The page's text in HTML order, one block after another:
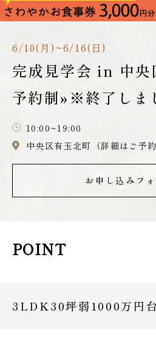
6/10(月)~6/16(日)
完成見学会 in 中央
予約制»※終了しま
10:00~19:00
中央区有玉北町（詳細はご予
お申し込みフ
POINT
3LDK30坪弱1000万円